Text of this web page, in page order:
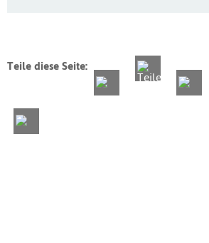
Teile diese Seite: